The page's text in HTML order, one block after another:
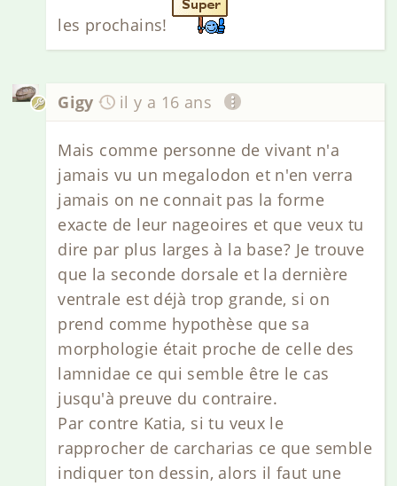
les prochains!
Gigy il y a 16 ans
Mais comme personne de vivant n'a
jamais vu un megalodon et n'en verra
jamais on ne connait pas la forme
exacte de leur nageoires et que veux tu
dire par plus larges à la base? Je trouve
que la seconde dorsale et la dernière
ventrale est déjà trop grande, si on
prend comme hypothèse que sa
morphologie était proche de celle des
lamnidae ce qui semble être le cas
jusqu'à preuve du contraire.
Par contre Katia, si tu veux le
rapprocher de carcharias ce que semble
indiquer ton dessin, alors il faut une